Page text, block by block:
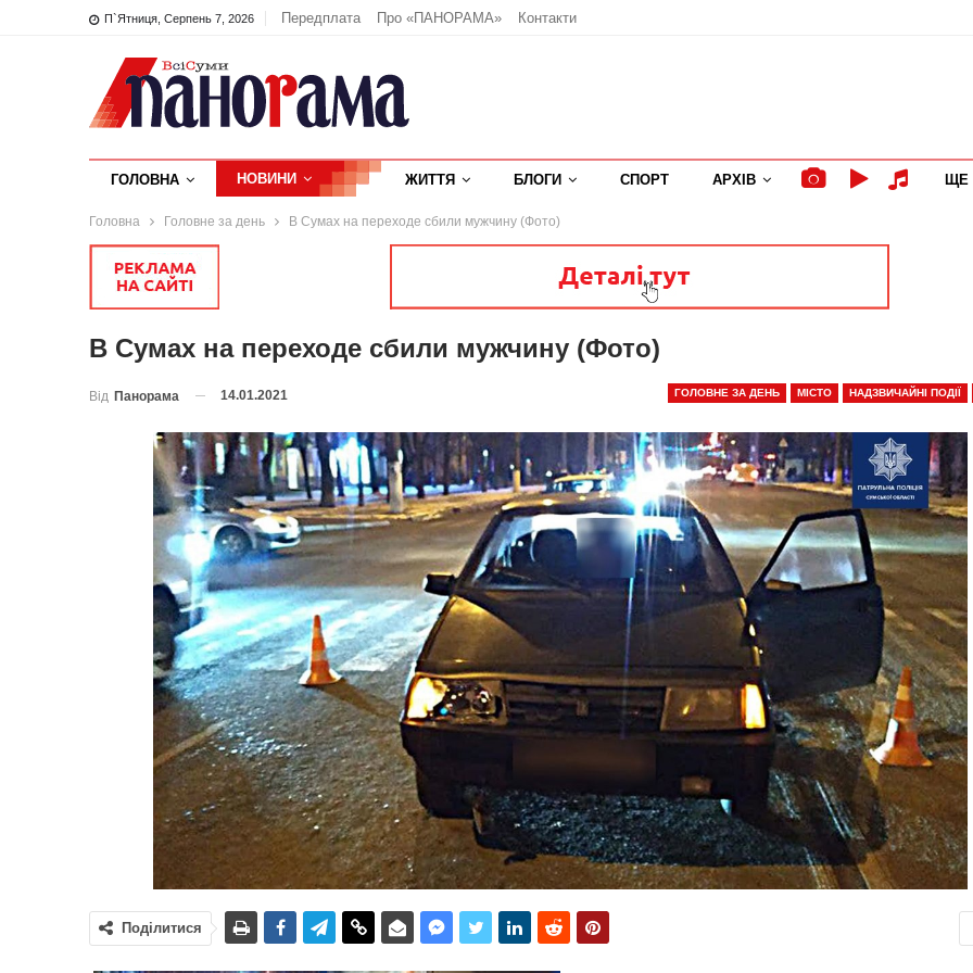
П`ятниця, Серпень 7, 2026 Передплата Про «ПАНОРАМА» Контакти
ГОЛОВНА НОВИНИ ЖИТТЯ БЛОГИ СПОРТ АРХІВ ЩЕ
Головна Головне за день В Сумах на переходе сбили мужчину (Фото)
В Сумах на переходе сбили мужчину (Фото)
ГОЛОВНЕ ЗА ДЕНЬ МІСТО НАДЗВИЧАЙНІ ПОДІЇ
Від Панорама 14.01.2021
Поділитися